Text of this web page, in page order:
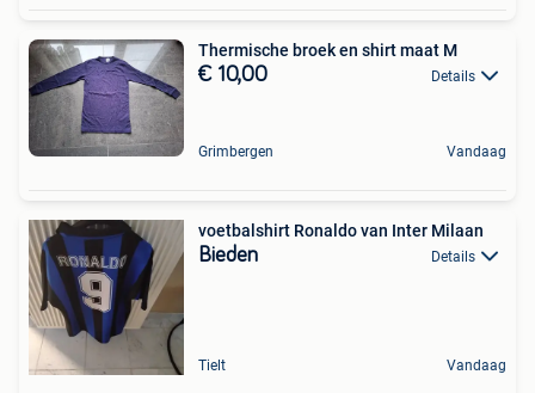
Thermische broek en shirt maat M
€ 10,00 Details
Grimbergen Vandaag
voetbalshirt Ronaldo van Inter Milaan
Bieden Details
Tielt Vandaag